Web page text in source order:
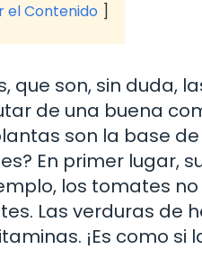
el Contenido
son, sin duda,
de una buena
son la base
En primer lugar,
los tomates no
Las verduras de
¡Es como si